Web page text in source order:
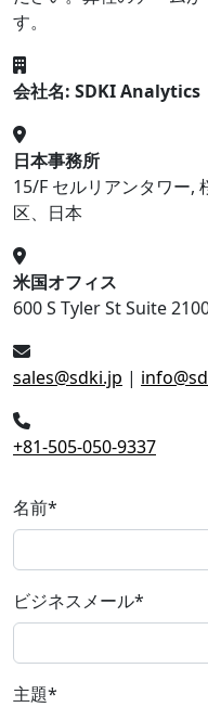
す。
会社名: SDKI Analytics
日本事務所
15/F セルリアンタワー,
区、日本
米国オフィス
600 S Tyler St Suite
sales@sdki.jp |
+81-505-050-9337
名前*
ビジネスメール*
主題*